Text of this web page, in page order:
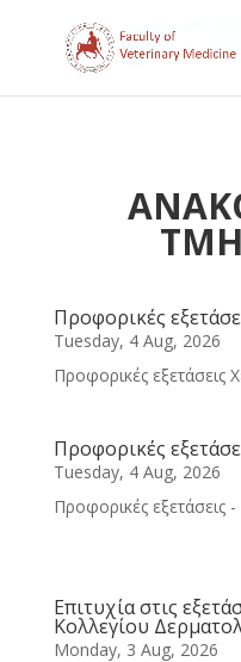
Προφορικές
Tuesday, 4 Aug, 2026
Προφορικές εξετάσεις
Προφορικές
Tuesday, 4 Aug, 2026
Προφορικές εξετάσεις
Επιτυχία στις
Κολλεγίου
Monday, 3 Aug, 2026